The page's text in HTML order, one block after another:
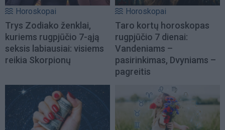
Horoskopai
Trys Zodiako ženklai,
kuriems rugpjūčio 7-ąją
seksis labiausiai: visiems
reikia Skorpionų
Horoskopai
Taro kortų horoskopas
rugpjūčio 7 dienai:
Vandeniams –
pasirinkimas, Dvyniams –
pagreitis